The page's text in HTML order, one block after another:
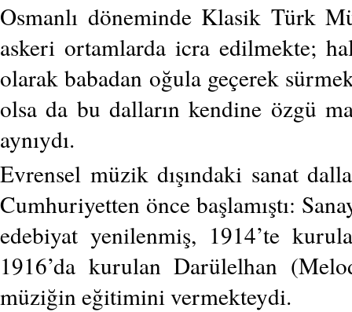
Osmanlı döneminde Klasik Türk
askeri ortamlarda icra edilmekte;
olarak babadan oğula geçerek
olsa da bu dalların kendine özgü
aynıydı.
Evrensel müzik dışındaki sanat
Cumhuriyetten önce başlamıştı:
edebiyat yenilenmiş, 1914’te
1916’da kurulan Darülelhan
müziğin eğitimini vermekteydi.